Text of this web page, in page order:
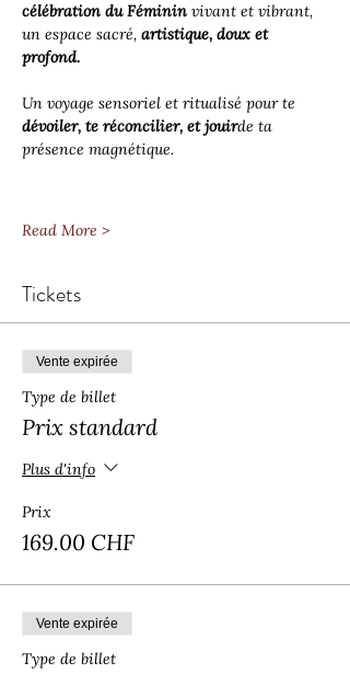
célébration du Féminin vivant et vibrant,
un espace sacré, artistique, doux et
profond.
Un voyage sensoriel et ritualisé pour te
dévoiler, te réconcilier, et jouirde ta
présence magnétique.
Read More >
Tickets
Vente expirée
Type de billet
Prix standard
Plus d'info
Prix
169.00 CHF
Vente expirée
Type de billet